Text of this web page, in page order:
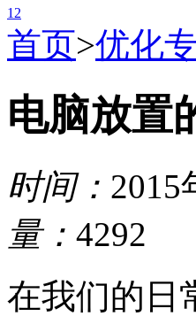
1 2
首页>优化
电脑放置
时间： 2015
量： 4292
在我们的日